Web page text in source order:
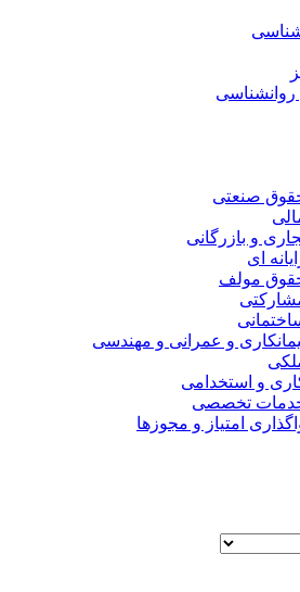
صنعتی
و بازرگانی
ای
حقوق مولف
و عمرانی و مهندسی
و استخدامی
خدمات تخصصی
امتیاز و مجوزها